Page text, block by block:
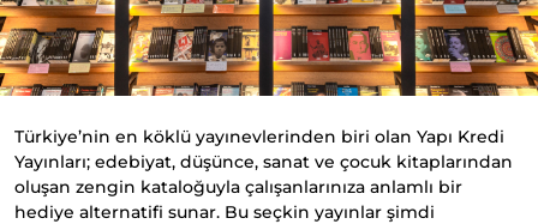
Türkiye’nin en köklü yayınevlerinden biri olan Yapı Kredi
Yayınları; edebiyat, düşünce, sanat ve çocuk kitaplarından
oluşan zengin kataloğuyla çalışanlarınıza anlamlı bir
hediye alternatifi sunar. Bu seçkin yayınlar şimdi